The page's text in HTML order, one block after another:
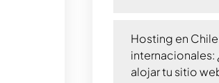
Hosting en
internacionales:
alojar tu sitio